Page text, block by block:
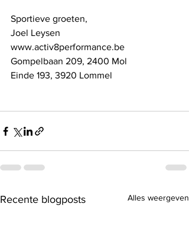
Sportieve groeten,
Joel Leysen
www.activ8performance.be
Gompelbaan 209, 2400 Mol
Einde 193, 3920 Lommel
Recente blogposts Alles weergeven